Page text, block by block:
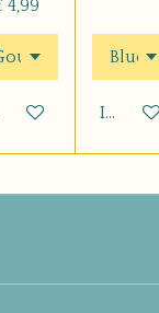
4,99
In